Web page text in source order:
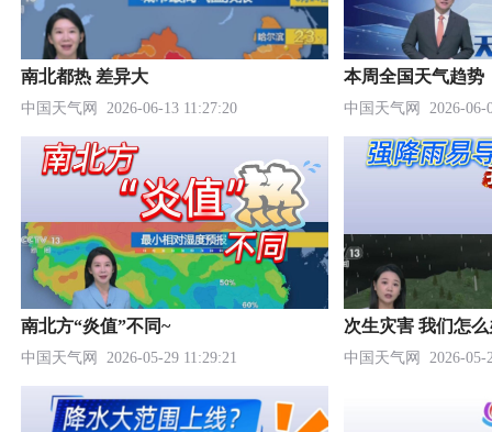
南北都热 差异大
中国天气网 2026-06-13 11:27:20
本周全国天气趋势
中国天气网 2026-06-
南北方“炎值”不同~
中国天气网 2026-05-29 11:29:21
次生灾害 我们怎
中国天气网 2026-05-